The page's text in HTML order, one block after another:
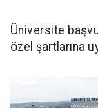
Üniversite
özel şartlarına